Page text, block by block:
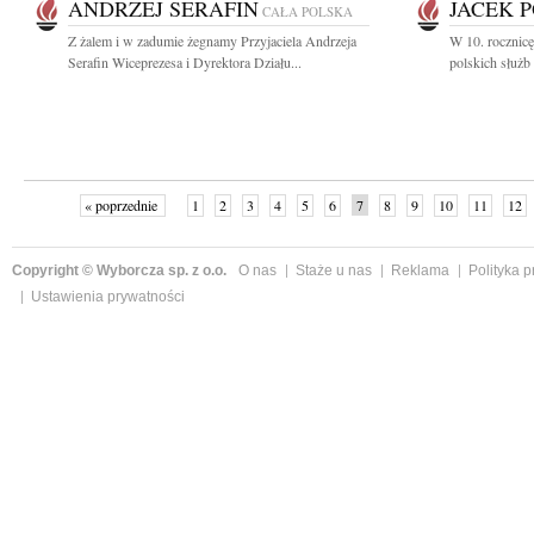
ANDRZEJ SERAFIN CAŁA POLSKA
Z żalem i w zadumie żegnamy Przyjaciela Andrzeja
Serafin Wiceprezesa i Dyrektora Działu...
JACEK
W 10.
polskich
« poprzednie 1 2 3 4 5 6 7 8 9 10 11 12
Copyright © Wyborcza sp. z o.o. O nas Staże u nas Reklama
Polityka
Ustawienia prywatności